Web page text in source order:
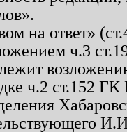
на ответ»
ч.3
ч.2 ст.152